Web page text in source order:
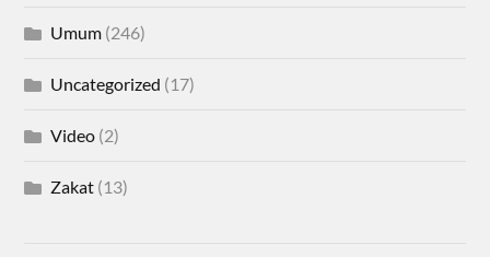
Umum (246)
Uncategorized (17)
Video (2)
Zakat (13)